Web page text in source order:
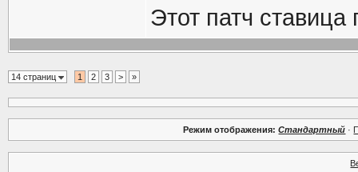
Этот патч
14 страниц 1 2 3 > »
Режим отображения: Стандартный ·